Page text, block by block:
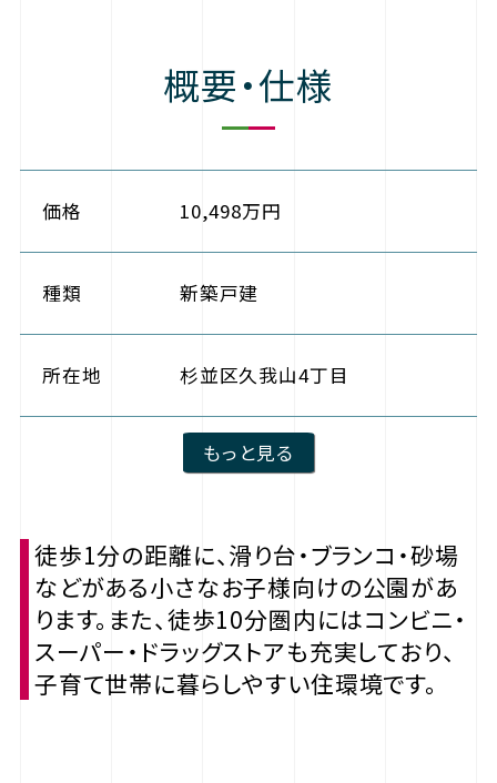
概要・仕様
価格 10,498万円
種類 新築戸建
所在地 杉並区久我山4丁目
もっと見る
徒歩1分の距離に、滑り台・ブランコ・砂場
などがある小さなお子様向けの公園があ
ります。また、徒歩10分圏内にはコンビニ・
スーパー・ドラッグストアも充実しており、
子育て世帯に暮らしやすい住環境です。